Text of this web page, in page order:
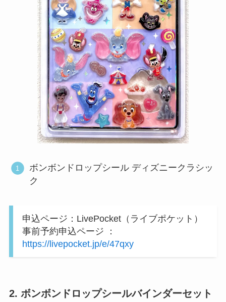
ボンボンドロップシール ディズニークラシッ
ク
申込ページ：LivePocket（ライブポケット）
事前予約申込ページ ：
https://livepocket.jp/e/47qxy
2. ボンボンドロップシールバインダーセット